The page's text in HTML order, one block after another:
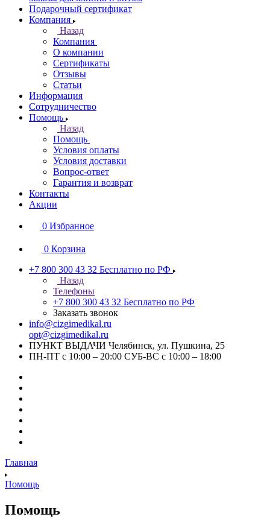
Подарочный сертификат
Компания
Назад
Компания
О компании
Сертификаты
Отзывы
Статьи
Информация
Сотрудничество
Помощь
Назад
Помощь
Условия оплаты
Условия доставки
Вопрос-ответ
Гарантия и возврат
Контакты
Акции
0 Избранное
0 Корзина
+7 800 300 43 32 Бесплатно по РФ
Назад
Телефоны
+7 800 300 43 32 Бесплатно по РФ
Заказать звонок
info@cizgimedikal.ru
opt@cizgimedikal.ru
ПУНКТ ВЫДАЧИ Челябинск, ул. Пушкина, 25
ПН-ПТ с 10:00 – 20:00 СУБ-ВС с 10:00 – 18:00
Главная
Помощь
Помощь